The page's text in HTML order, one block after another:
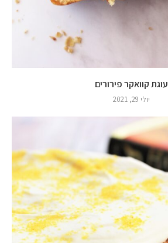
עוגת קוואקר פירורים
יולי 29, 2021